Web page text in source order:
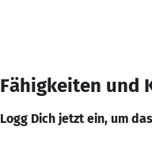
Fähigkeiten und
Logg Dich jetzt ein, um